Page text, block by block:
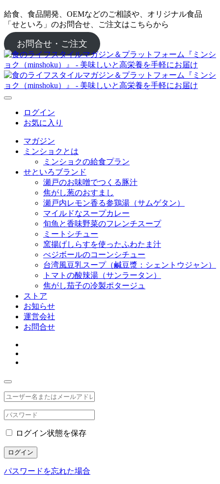
給食、食品開発、OEMなどのご相談や、オリジナル食品
「せといろ」のお問合せ、ご注文はこちらから
お問合せ・ご注文
ログイン
お気に入り
マガジン
ミンショクとは
ミンショクの給食プラン
せといろブランド
瀬戸のお味噌でつくる豚汁
焦がし葱のおすまし
瀬戸内レモン香る参鶏湯（サムゲタン）
マイルドなスープカレー
旬魚と香味野菜のフレンチスープ
ミートシチュー
窯揚げしらすを使ったふわたま汁
べジボールのコーンシチュー
台湾風豆乳スープ（鹹豆漿：シェントウジャン）
トマトの酸辣湯（サンラータン）
焦がし茄子の冷製ポタージュ
ストア
お知らせ
運営会社
お問合せ
ログイン状態を保存
ログイン
パスワードを忘れた場合